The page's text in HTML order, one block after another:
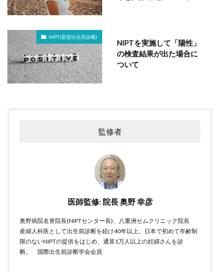
NIPT(新型出生前診断)
NIPTを実施して「陽性」
の検査結果が出た場合に
ついて
監修者
医師監修: 院長 奥野 幸彦
奥野病院名誉院長(NIPTセンター長)、八重洲セムクリニック院長
産婦人科医として出生前診断を続け40年以上。日本で初めて年齢制
限のないNIPTの提供をはじめ、通算1万人以上の妊婦さんを診
断。 国際出生前診断学会会員